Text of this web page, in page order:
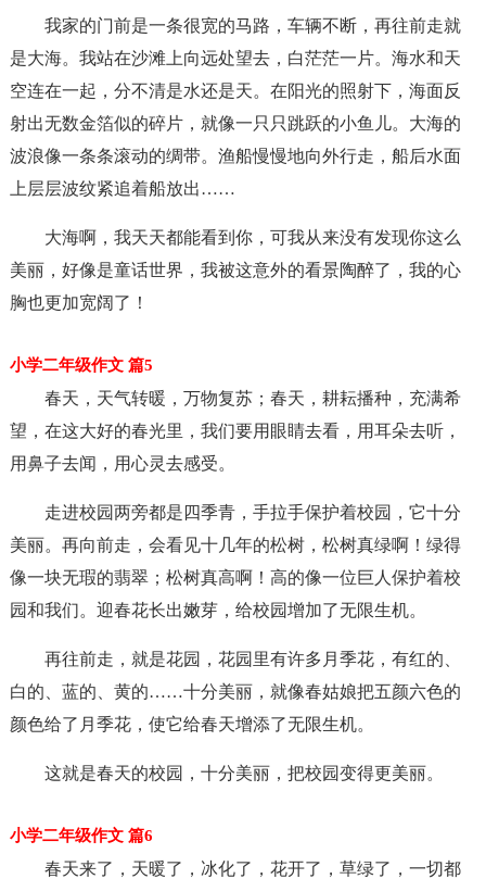
我家的门前是一条很宽的马路，车辆不断，再往前走就
是大海。我站在沙滩上向远处望去，白茫茫一片。海水和天
空连在一起，分不清是水还是天。在阳光的照射下，海面反
射出无数金箔似的碎片，就像一只只跳跃的小鱼儿。大海的
波浪像一条条滚动的绸带。渔船慢慢地向外行走，船后水面
上层层波纹紧追着船放出……
大海啊，我天天都能看到你，可我从来没有发现你这么
美丽，好像是童话世界，我被这意外的看景陶醉了，我的心
胸也更加宽阔了！
小学二年级作文 篇5
春天，天气转暖，万物复苏；春天，耕耘播种，充满希
望，在这大好的春光里，我们要用眼睛去看，用耳朵去听，
用鼻子去闻，用心灵去感受。
走进校园两旁都是四季青，手拉手保护着校园，它十分
美丽。再向前走，会看见十几年的松树，松树真绿啊！绿得
像一块无瑕的翡翠；松树真高啊！高的像一位巨人保护着校
园和我们。迎春花长出嫩芽，给校园增加了无限生机。
再往前走，就是花园，花园里有许多月季花，有红的、
白的、蓝的、黄的……十分美丽，就像春姑娘把五颜六色的
颜色给了月季花，使它给春天增添了无限生机。
这就是春天的校园，十分美丽，把校园变得更美丽。
小学二年级作文 篇6
春天来了，天暖了，冰化了，花开了，草绿了，一切都